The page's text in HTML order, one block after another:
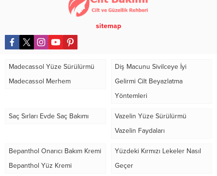
sitemap
Madecassol Yüze Sürülürmü
Madecassol Merhem
Diş Macunu Sivilceye İyi
Gelirmi Cilt Beyazlatma
Yöntemleri
Saç Sırları Evde Saç Bakımı
Vazelin Yüze Sürülürmü
Vazelin Faydaları
Bepanthol Onarıcı Bakım Kremi
Bepanthol Yüz Kremi
Yüzdeki Kırmızı Lekeler Nasıl
Geçer